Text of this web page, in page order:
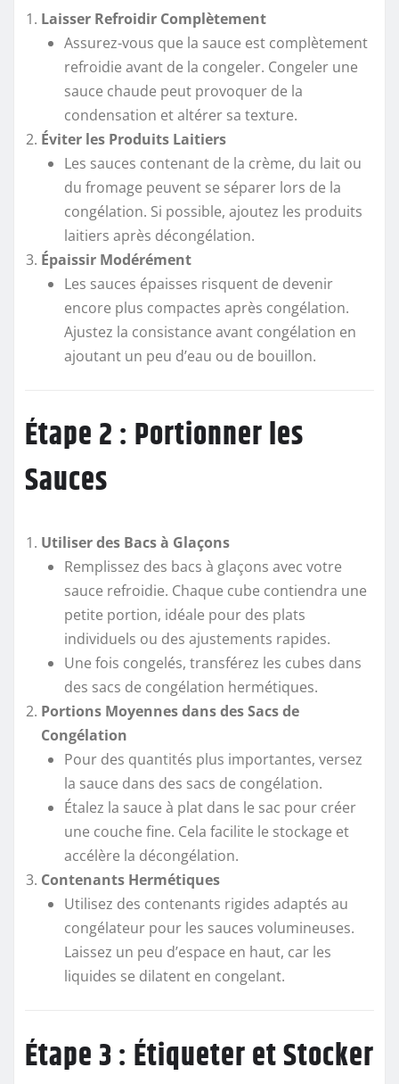
Laisser Refroidir Complètement
Assurez-vous que la sauce est complètement
refroidie avant de la congeler. Congeler une
sauce chaude peut provoquer de la
condensation et altérer sa texture.
Éviter les Produits Laitiers
Les sauces contenant de la crème, du lait ou
du fromage peuvent se séparer lors de la
congélation. Si possible, ajoutez les produits
laitiers après décongélation.
Épaissir Modérément
Les sauces épaisses risquent de devenir
encore plus compactes après congélation.
Ajustez la consistance avant congélation en
ajoutant un peu d’eau ou de bouillon.
Étape 2 : Portionner les
Sauces
Utiliser des Bacs à Glaçons
Remplissez des bacs à glaçons avec votre
sauce refroidie. Chaque cube contiendra une
petite portion, idéale pour des plats
individuels ou des ajustements rapides.
Une fois congelés, transférez les cubes dans
des sacs de congélation hermétiques.
Portions Moyennes dans des Sacs de
Congélation
Pour des quantités plus importantes, versez
la sauce dans des sacs de congélation.
Étalez la sauce à plat dans le sac pour créer
une couche fine. Cela facilite le stockage et
accélère la décongélation.
Contenants Hermétiques
Utilisez des contenants rigides adaptés au
congélateur pour les sauces volumineuses.
Laissez un peu d’espace en haut, car les
liquides se dilatent en congelant.
Étape 3 : Étiqueter et Stocker